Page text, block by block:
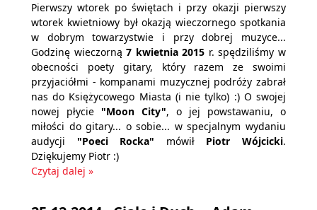
Pierwszy wtorek po świętach i przy okazji pierwszy
wtorek kwietniowy był okazją wieczornego spotkania
w dobrym towarzystwie i przy dobrej muzyce...
Godzinę wieczorną7 kwietnia 2015 r. spędziliśmy w
obecności poety gitary, który razem ze swoimi
przyjaciółmi - kompanami muzycznej podróży zabrał
nas do Księżycowego Miasta (i nie tylko) :) O swojej
nowej płycie "Moon City", o jej powstawaniu, o
miłości do gitary... o sobie... w specjalnym wydaniu
audycji "Poeci Rocka" mówił Piotr Wójcicki.
Dziękujemy Piotr :)
Czytaj dalej »